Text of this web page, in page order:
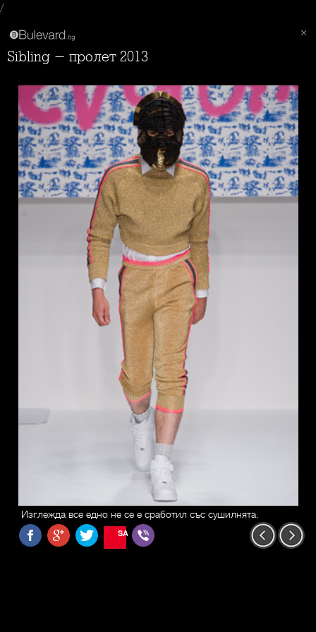
/
Sibling - пролет 2013
Изглежда все едно не се е сработил със сушилнята.
SAVE